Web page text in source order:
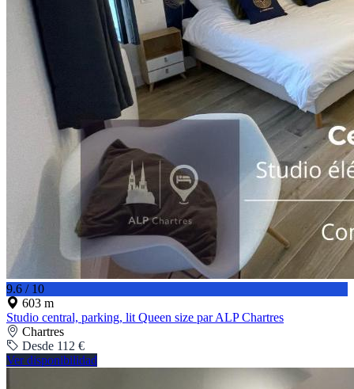
9.6 / 10
603 m
Studio central, parking, lit Queen size par ALP Chartres
Chartres
Desde 112 €
Ver disponibilidad